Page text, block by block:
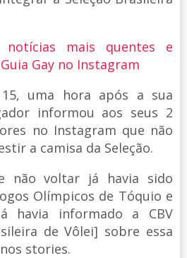
mais quentes e
Gay no Instagram
15, uma hora após a sua
informou aos seus 2
no Instagram que não
a camisa da Seleção.
não voltar já havia sido
Olímpicos de Tóquio e
havia informado a CBV
de Vôlei] sobre essa
stories.